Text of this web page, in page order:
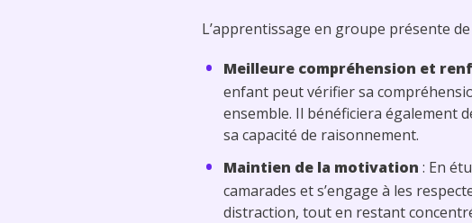
L’apprentissage en groupe présente
Meilleure compréhension et
enfant peut vérifier sa
ensemble. Il bénéficiera également
sa capacité de raisonnement.
Maintien de la motivation : En
camarades et s’engage à les
distraction, tout en restant